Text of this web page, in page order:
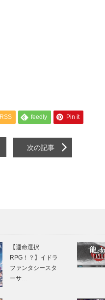
RSS feedly Pin it
次の記事
【運命選択
RPG！？】イドラ
ファンタシースタ
ーサ…